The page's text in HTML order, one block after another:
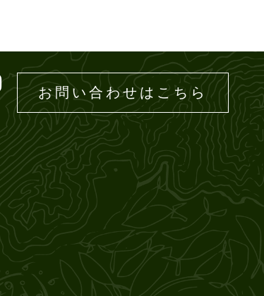
お問い合わせはこちら